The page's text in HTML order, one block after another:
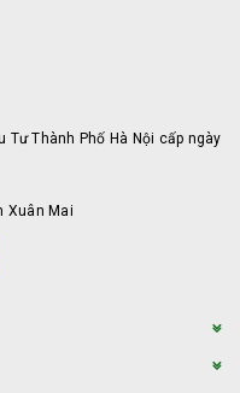
Tư Thành Phố Hà Nội cấp ngày
Xuân Mai